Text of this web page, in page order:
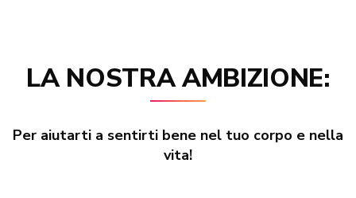
LA NOSTRA AMBIZIONE:
Per aiutarti a sentirti bene nel tuo corpo e nella
vita!